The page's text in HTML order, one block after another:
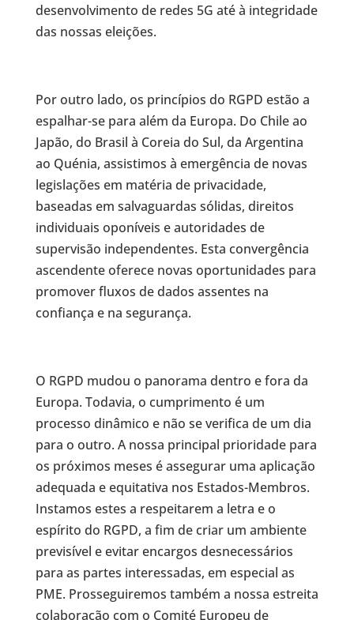
desenvolvimento de redes 5G até à integridade
das nossas eleições.
Por outro lado, os princípios do RGPD estão a
espalhar-se para além da Europa. Do Chile ao
Japão, do Brasil à Coreia do Sul, da Argentina
ao Quénia, assistimos à emergência de novas
legislações em matéria de privacidade,
baseadas em salvaguardas sólidas, direitos
individuais oponíveis e autoridades de
supervisão independentes. Esta convergência
ascendente oferece novas oportunidades para
promover fluxos de dados assentes na
confiança e na segurança.
O RGPD mudou o panorama dentro e fora da
Europa. Todavia, o cumprimento é um
processo dinâmico e não se verifica de um dia
para o outro. A nossa principal prioridade para
os próximos meses é assegurar uma aplicação
adequada e equitativa nos Estados-Membros.
Instamos estes a respeitarem a letra e o
espírito do RGPD, a fim de criar um ambiente
previsível e evitar encargos desnecessários
para as partes interessadas, em especial as
PME. Prosseguiremos também a nossa estreita
colaboração com o Comité Europeu de